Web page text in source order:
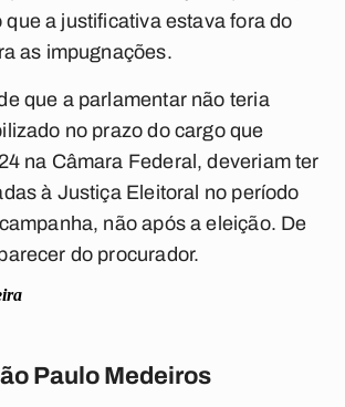
a justificativa estava fora do
as impugnações.
que a parlamentar não teria
no prazo do cargo que
na Câmara Federal, deveriam ter
à Justiça Eleitoral no período
não após a eleição. De
do procurador.
Paulo Medeiros